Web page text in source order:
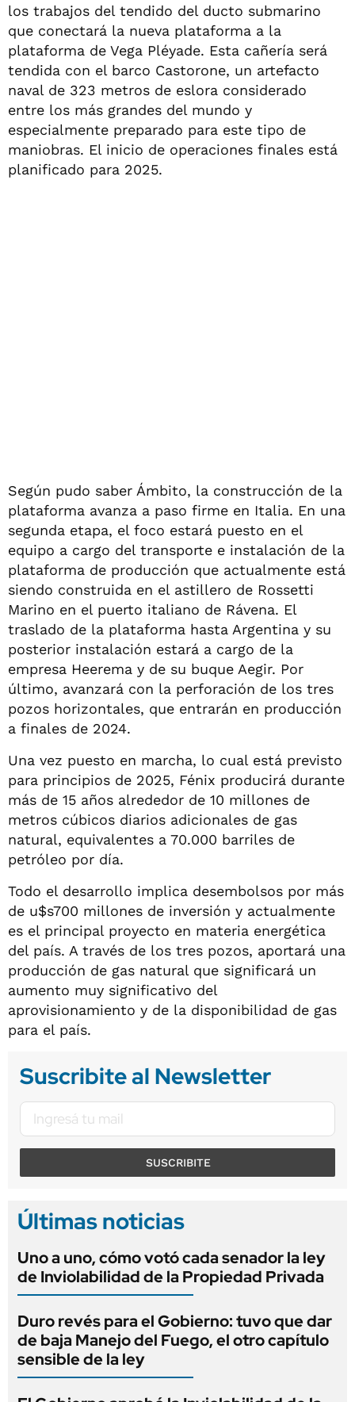
los trabajos del tendido del ducto submarino
que conectará la nueva plataforma a la
plataforma de Vega Pléyade. Esta cañería será
tendida con el barco Castorone, un artefacto
naval de 323 metros de eslora considerado
entre los más grandes del mundo y
especialmente preparado para este tipo de
maniobras. El inicio de operaciones finales está
planificado para 2025.
Según pudo saber Ámbito, la construcción de la
plataforma avanza a paso firme en Italia. En una
segunda etapa, el foco estará puesto en el
equipo a cargo del transporte e instalación de la
plataforma de producción que actualmente está
siendo construida en el astillero de Rossetti
Marino en el puerto italiano de Rávena. El
traslado de la plataforma hasta Argentina y su
posterior instalación estará a cargo de la
empresa Heerema y de su buque Aegir. Por
último, avanzará con la perforación de los tres
pozos horizontales, que entrarán en producción
a finales de 2024.
Una vez puesto en marcha, lo cual está previsto
para principios de 2025, Fénix producirá durante
más de 15 años alrededor de 10 millones de
metros cúbicos diarios adicionales de gas
natural, equivalentes a 70.000 barriles de
petróleo por día.
Todo el desarrollo implica desembolsos por más
de u$s700 millones de inversión y actualmente
es el principal proyecto en materia energética
del país. A través de los tres pozos, aportará una
producción de gas natural que significará un
aumento muy significativo del
aprovisionamiento y de la disponibilidad de gas
para el país.
Suscribite al Newsletter
SUSCRIBITE
Últimas noticias
Uno a uno, cómo votó cada senador la ley
de Inviolabilidad de la Propiedad Privada
Duro revés para el Gobierno: tuvo que dar
de baja Manejo del Fuego, el otro capítulo
sensible de la ley